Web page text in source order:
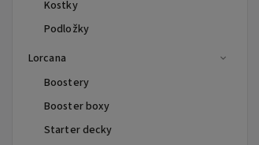
Kostky
Podložky
Lorcana
Boostery
Booster boxy
Starter decky